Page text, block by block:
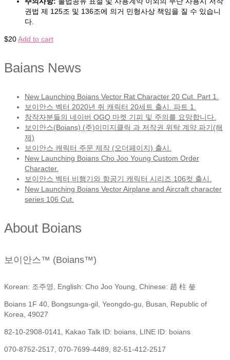
권법 제 125조 및 136조에 의거 민형사상 책임을 질 수 있습니
다.
$20Add to cart
Baians News
New Launching Boians Vector Rat Character 20 Cut. Part 1.
보이안스 벡터 2020년 쥐 캐릭터 20세트 출시. 파트 1.
창작자분들의 네이버 OGQ 마켓 기피 및 주의를 요망합니다.
보이안스(Boians) (주)이미지클릭 과 저작권 위탁 계약 파기(해
제)
보이안스 캐릭터 주문 제작 (오더페이지) 출시.
New Launching Boians Cho Joo Young Custom Order
Character.
보이안스 벡터 비행기와 항공기 캐릭터 시리즈 106컷 출시.
New Launching Boians Vector Airplane and Aircraft character
series 106 Cut.
About Boians
보이안스™ (Boians™)
Korean: 조주영, English: Cho Joo Young, Chinese: 趙 柱 瑩
Boians 1F 40, Bongsunga-gil, Yeongdo-gu, Busan, Republic of
Korea, 49027
82-10-2908-0141, Kakao Talk ID: boians, LINE ID: boians
070-8752-2517, 070-7699-4489, 82-51-412-2517